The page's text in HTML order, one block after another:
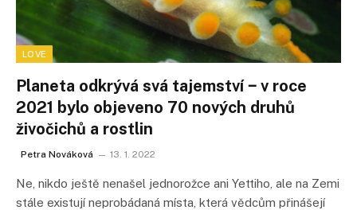
LOVE
Planeta odkrývá svá tajemství ‒ v roce
2021 bylo objeveno 70 nových druhů
živočichů a rostlin
Petra Nováková 13. 1. 2022
Ne, nikdo ještě nenašel jednorožce ani Yettiho, ale na Zemi
stále existují neprobádaná místa, která vědcům přinášejí